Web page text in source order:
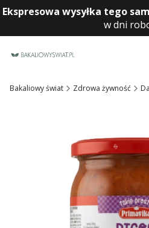
Ekspresowa wysyłka tego
w dni
Bakaliowy świat Zdrowa żywność